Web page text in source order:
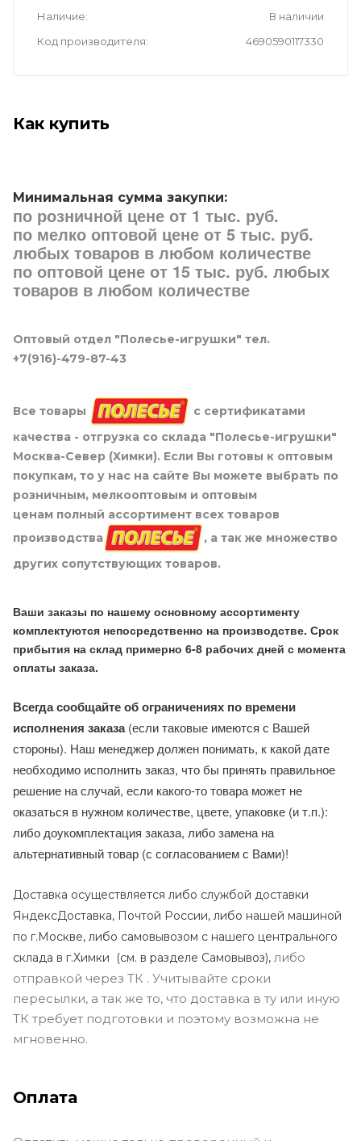
Наличие
В наличии
Код производителя
4690590117330
Как купить
Минимальная сумма закупки:
по розничной цене от 1 тыс. руб.
по мелко оптовой цене от 5 тыс. руб.
любых товаров в любом количестве
по оптовой цене от 15 тыс. руб. любых
товаров в любом количестве
Оптовый отдел "Полесье-игрушки" тел.
+7(916)-479-87-43
Все товары
с сертификатами
качества - отгрузка со склада "Полесье-игрушки"
Москва-Север (Химки). Если Вы готовы к оптовым
покупкам, то у нас на сайте Вы можете выбрать по
розничным, мелкооптовым и оптовым
ценам полный ассортимент всех товаров
производства
, а так же множество
других сопутствующих товаров.
Ваши заказы по нашему основному ассортименту
комплектуются непосредственно на производстве. Срок
прибытия на склад примерно 6-8 рабочих дней с момента
оплаты заказа.
Всегда сообщайте об ограничениях по времени
исполнения заказа(если таковые имеются с Вашей
стороны). Наш менеджер должен понимать, к какой дате
необходимо исполнить заказ, что бы принять правильное
решение на случай, если какого-то товара может не
оказаться в нужном количестве, цвете, упаковке (и т.п.):
либо доукомплектация заказа, либо замена на
альтернативный товар (с согласованием с Вами)!
Доставка осуществляется либо службой доставки
ЯндексДоставка, Почтой России, либо нашей машиной
по г.Москве, либо самовывозом с нашего центрального
склада в г.Химки (см. в разделе Самовывоз), либо
отправкой через ТК . Учитывайте сроки
пересылки, а так же то, что доставка в ту или иную
ТК требует подготовки и поэтому возможна не
мгновенно.
Оплата